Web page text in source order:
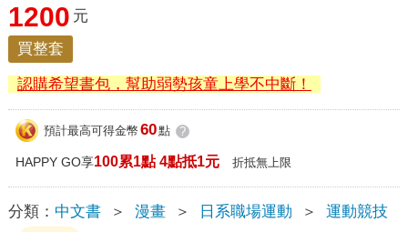
1200 元
買整套
認購希望書包，幫助弱勢孩童上學不中斷！
預計最高可得金幣 60點 ?
HAPPY GO享100累1點 4點抵1元 折抵無上限
分類： 中文書 ＞ 漫畫 ＞ 日系職場運動 ＞ 運動競技